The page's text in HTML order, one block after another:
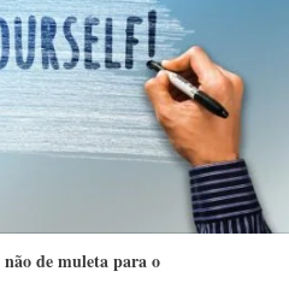
de muleta para o